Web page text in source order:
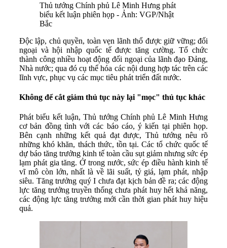
Thủ tướng Chính phủ Lê Minh Hưng phát
biểu kết luận phiên họp - Ảnh: VGP/Nhật
Bắc
Độc lập, chủ quyền, toàn vẹn lãnh thổ được giữ vững; đối
ngoại và hội nhập quốc tế được tăng cường. Tổ chức
thành công nhiều hoạt động đối ngoại của lãnh đạo Đảng,
Nhà nước; qua đó cụ thể hóa các nội dung hợp tác trên các
lĩnh vực, phục vụ các mục tiêu phát triển đất nước.
Không để cắt giảm thủ tục này lại "mọc" thủ tục khác
Phát biểu kết luận, Thủ tướng Chính phủ Lê Minh Hưng
cơ bản đồng tình với các báo cáo, ý kiến tại phiên họp.
Bên cạnh những kết quả đạt được, Thủ tướng nêu rõ
những khó khăn, thách thức, tồn tại. Các tổ chức quốc tế
dự báo tăng trưởng kinh tế toàn cầu sụt giảm nhưng sức ép
lạm phát gia tăng. Ở trong nước, sức ép điều hành kinh tế
vĩ mô còn lớn, nhất là về lãi suất, tỷ giá, lạm phát, nhập
siêu. Tăng trưởng quý I chưa đạt kịch bản đề ra; các động
lực tăng trưởng truyền thống chưa phát huy hết khả năng,
các động lực tăng trưởng mới cần thời gian phát huy hiệu
quả.